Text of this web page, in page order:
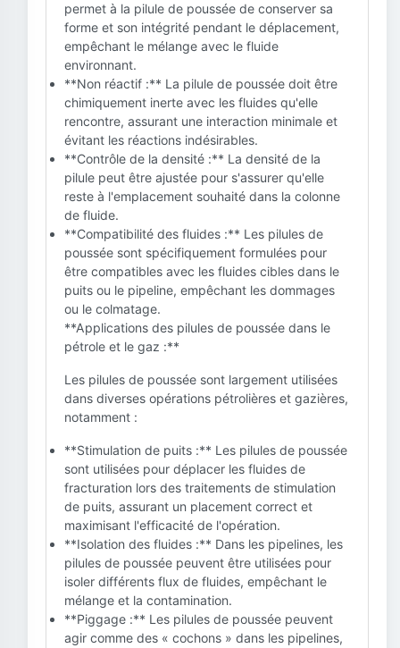
permet à la pilule de poussée de conserver sa
forme et son intégrité pendant le déplacement,
empêchant le mélange avec le fluide
environnant.
**Non réactif :** La pilule de poussée doit être
chimiquement inerte avec les fluides qu'elle
rencontre, assurant une interaction minimale et
évitant les réactions indésirables.
**Contrôle de la densité :** La densité de la
pilule peut être ajustée pour s'assurer qu'elle
reste à l'emplacement souhaité dans la colonne
de fluide.
**Compatibilité des fluides :** Les pilules de
poussée sont spécifiquement formulées pour
être compatibles avec les fluides cibles dans le
puits ou le pipeline, empêchant les dommages
ou le colmatage.
**Applications des pilules de poussée dans le
pétrole et le gaz :**
Les pilules de poussée sont largement utilisées
dans diverses opérations pétrolières et gazières,
notamment :
**Stimulation de puits :** Les pilules de poussée
sont utilisées pour déplacer les fluides de
fracturation lors des traitements de stimulation
de puits, assurant un placement correct et
maximisant l'efficacité de l'opération.
**Isolation des fluides :** Dans les pipelines, les
pilules de poussée peuvent être utilisées pour
isoler différents flux de fluides, empêchant le
mélange et la contamination.
**Piggage :** Les pilules de poussée peuvent
agir comme des « cochons » dans les pipelines,